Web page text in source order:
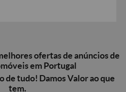
ofertas de anúncios de
em Portugal
de tudo! Damos Valor ao que
tem.